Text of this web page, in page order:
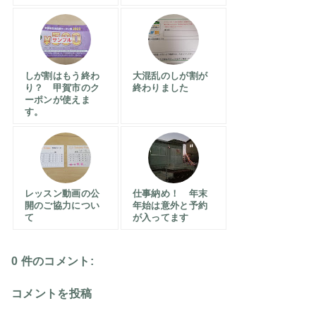
しが割はもう終わ
り？ 甲賀市のク
ーポンが使えま
す。
大混乱のしが割が
終わりました
レッスン動画の公
開のご協力につい
て
仕事納め！ 年末
年始は意外と予約
が入ってます
0 件のコメント:
コメントを投稿